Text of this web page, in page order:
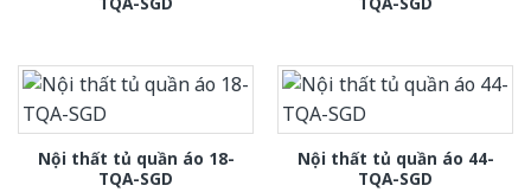
Nội thất tủ quần áo 18-
TQA-SGD
Nội thất tủ quần áo 44-
TQA-SGD